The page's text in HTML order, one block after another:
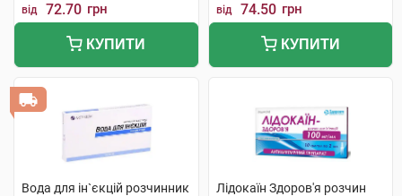
від 72.70 грн
КУПИТИ
від 74.50 грн
КУПИТИ
Вода для ін`єкцій розчинник
Лідокаїн Здоров'я розчин